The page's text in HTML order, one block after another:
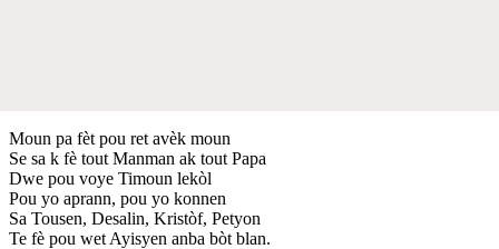
Moun pa fèt pou ret avèk moun
Se sa k fè tout Manman ak tout Papa
Dwe pou voye Timoun lekòl
Pou yo aprann, pou yo konnen
Sa Tousen, Desalin, Kristòf, Petyon
Te fè pou wet Ayisyen anba bòt blan.